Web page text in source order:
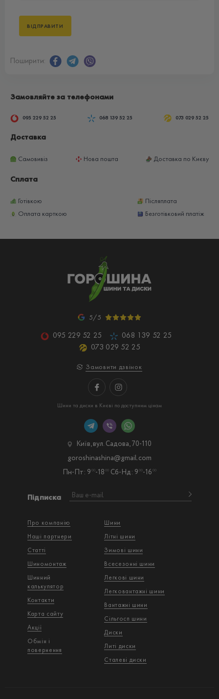
Поширити:
Замовляйте за телефонами
095 229 52 25 068 139 52 25 073 029 52 25
Доставка
Самовивіз Нова пошта Доставка по Києву
Сплата
Готівкою
Післяплата
Оплата карткою
Безготівковий платіж
5/5
095 229 52 25
068 139 52 25
073 029 52 25
Замовити дзвінок
Шини та диски в Києві по доступним цінам
Про компанію
Наші партнери
Статті
Шиномонтаж
Шинний
калькулятор
Контакти
Карта сайту
Акції
Обмін і
повернення
Шини
Літні шини
Зимові шини
Всесезонні шини
Легкові шини
Легковантажнi шини
Вантажнi шини
Сільгосп шини
Диски
Литі диски
Сталеві диски
Підписка
Київ, вул. Садова, 70-110
Пн-Пт: 9 00-18 00 Сб-Нд: 9 00-16 00
goroshinashina@gmail.com